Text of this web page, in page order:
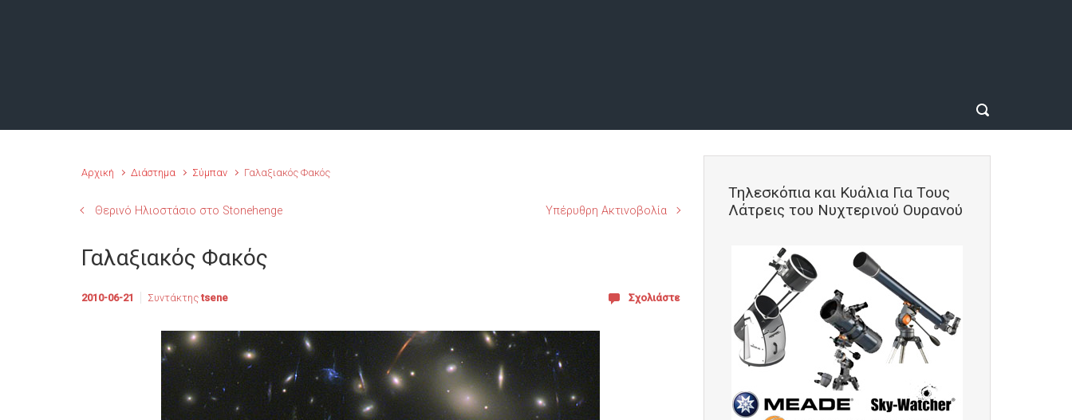
Αρχική Διάστημα Σύμπαν Γαλαξιακός Φακός
Θερινό Ηλιοστάσιο στο Stonehenge Υπέρυθρη Ακτινοβολία
Γαλαξιακός Φακός
2010-06-21 Συντάκτης tsene Σχολιάστε
Τηλεσκόπια και Κυάλια Για Τους
Λάτρεις του Νυχτερινού Ουρανού